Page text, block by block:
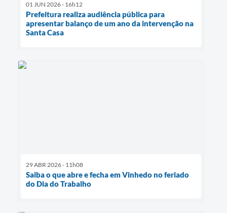
01 JUN 2026 - 16h12
Prefeitura realiza audiência pública para
apresentar balanço de um ano da intervenção na
Santa Casa
29 ABR 2026 - 11h08
Saiba o que abre e fecha em Vinhedo no feriado
do Dia do Trabalho